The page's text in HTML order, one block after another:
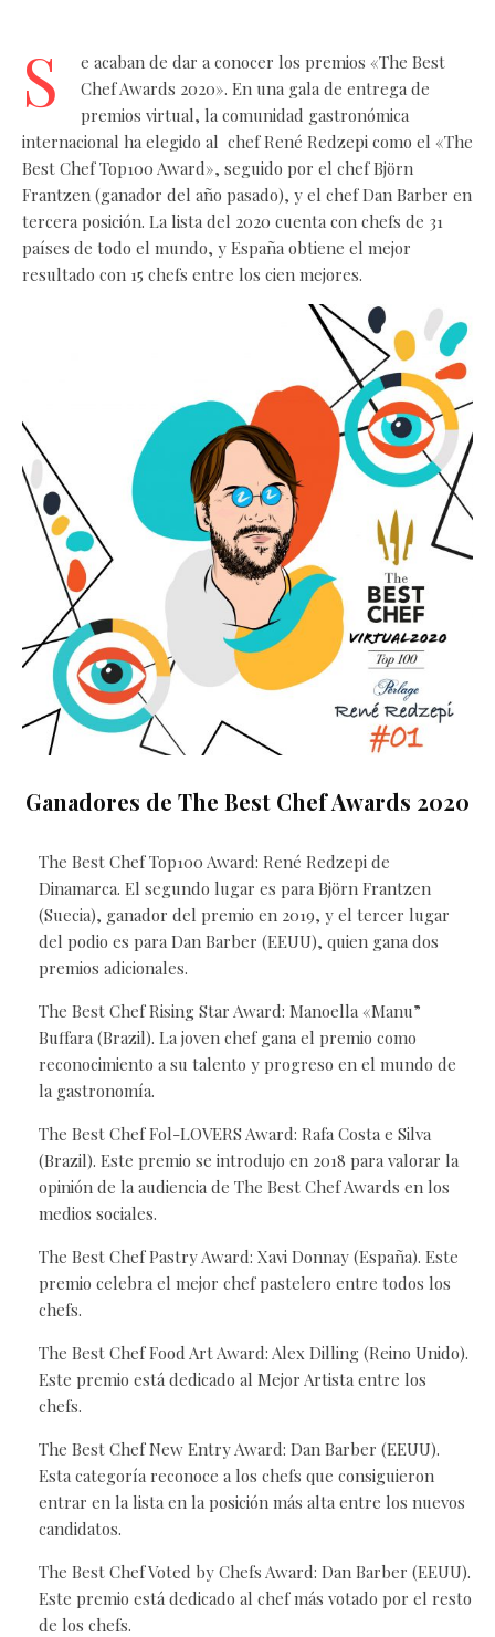
S
e acaban de dar a conocer los premios «The Best
Chef Awards 2020». En una gala de entrega de
premios virtual, la comunidad gastronómica
internacional ha elegido al chef René Redzepi como el «The
Best Chef Top100 Award», seguido por el chef Björn
Frantzen (ganador del año pasado), y el chef Dan Barber en
tercera posición. La lista del 2020 cuenta con chefs de 31
países de todo el mundo, y España obtiene el mejor
resultado con 15 chefs entre los cien mejores.
Ganadores de The Best Chef Awards 2020
The Best Chef Top100 Award: René Redzepi de
Dinamarca. El segundo lugar es para Björn Frantzen
(Suecia), ganador del premio en 2019, y el tercer lugar
del podio es para Dan Barber (EEUU), quien gana dos
premios adicionales.
The Best Chef Rising Star Award: Manoella «Manu”
Buffara (Brazil). La joven chef gana el premio como
reconocimiento a su talento y progreso en el mundo de
la gastronomía.
The Best Chef Fol-LOVERS Award: Rafa Costa e Silva
(Brazil). Este premio se introdujo en 2018 para valorar la
opinión de la audiencia de The Best Chef Awards en los
medios sociales.
The Best Chef Pastry Award: Xavi Donnay (España). Este
premio celebra el mejor chef pastelero entre todos los
chefs.
The Best Chef Food Art Award: Alex Dilling (Reino Unido).
Este premio está dedicado al Mejor Artista entre los
chefs.
The Best Chef New Entry Award: Dan Barber (EEUU).
Esta categoría reconoce a los chefs que consiguieron
entrar en la lista en la posición más alta entre los nuevos
candidatos.
The Best Chef Voted by Chefs Award: Dan Barber (EEUU).
Este premio está dedicado al chef más votado por el resto
de los chefs.